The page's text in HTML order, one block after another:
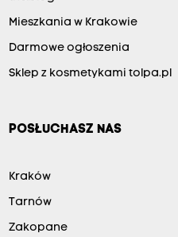
Mieszkania w Krakowie
Darmowe ogłoszenia
Sklep z kosmetykami tolpa.pl
POSŁUCHASZ NAS
Kraków
Tarnów
Zakopane